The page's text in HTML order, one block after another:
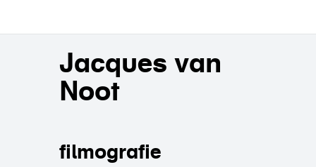
Jacques van
Noot
filmografie